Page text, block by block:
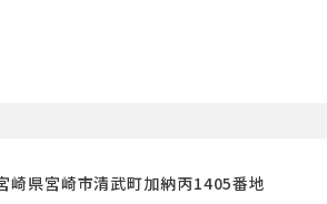
崎県宮崎市清武町加納丙1405番地